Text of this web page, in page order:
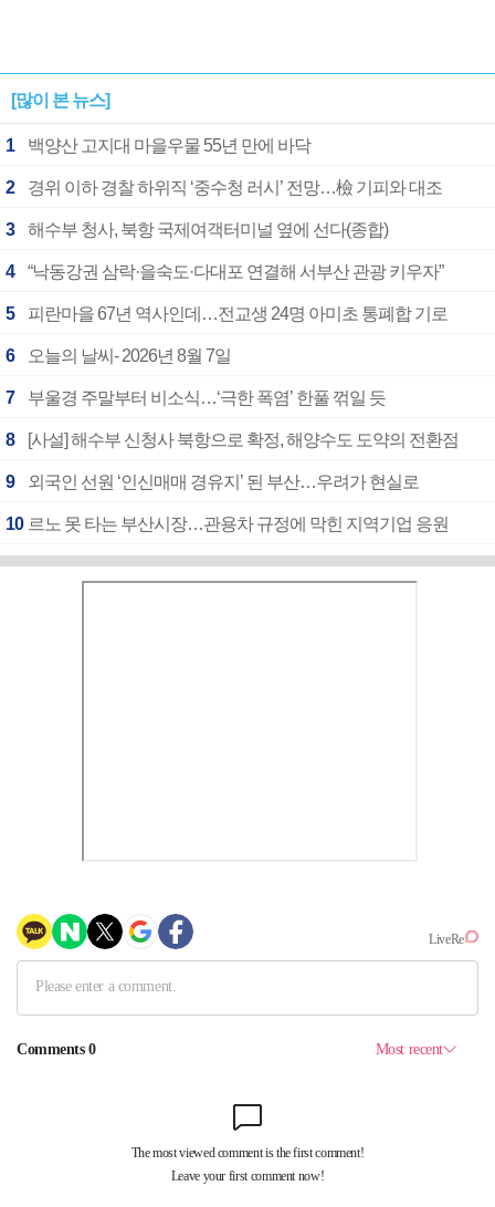
[많이 본 뉴스]
1 백양산 고지대 마을우물 55년 만에 바닥
2 경위 이하 경찰 하위직 ‘중수청 러시’ 전망…檢 기피와 대조
3 해수부 청사, 북항 국제여객터미널 옆에 선다(종합)
4 “낙동강권 삼락·을숙도·다대포 연결해 서부산 관광 키우자”
5 피란마을 67년 역사인데…전교생 24명 아미초 통폐합 기로
6 오늘의 날씨- 2026년 8월 7일
7 부울경 주말부터 비소식…‘극한 폭염’ 한풀 꺾일 듯
8 [사설] 해수부 신청사 북항으로 확정, 해양수도 도약의 전환점
9 외국인 선원 ‘인신매매 경유지’ 된 부산…우려가 현실로
10 르노 못 타는 부산시장…관용차 규정에 막힌 지역기업 응원